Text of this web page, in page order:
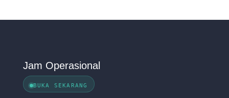
Jam Operasional
BUKA SEKARANG